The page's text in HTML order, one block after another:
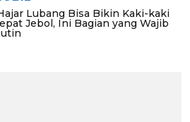
Lubang Bisa Bikin Kaki-kaki
Jebol, Ini Bagian yang Wajib